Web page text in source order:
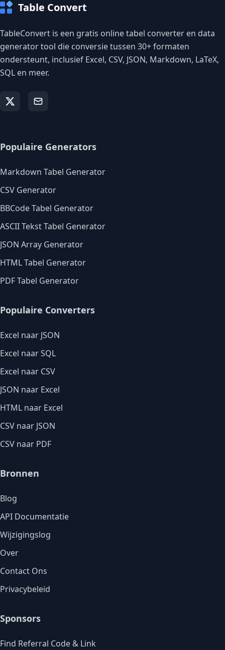
Table Convert
TableConvert is een gratis online tabel converter en data
generator tool die conversie tussen 30+ formaten
ondersteunt, inclusief Excel, CSV, JSON, Markdown, LaTeX,
SQL en meer.
Populaire Generators
Markdown Tabel Generator
CSV Generator
BBCode Tabel Generator
ASCII Tekst Tabel Generator
JSON Array Generator
HTML Tabel Generator
PDF Tabel Generator
Populaire Converters
Excel naar JSON
Excel naar SQL
Excel naar CSV
JSON naar Excel
HTML naar Excel
CSV naar JSON
CSV naar PDF
Bronnen
Blog
API Documentatie
Wijzigingslog
Over
Contact Ons
Privacybeleid
Sponsors
Find Referral Code & Link